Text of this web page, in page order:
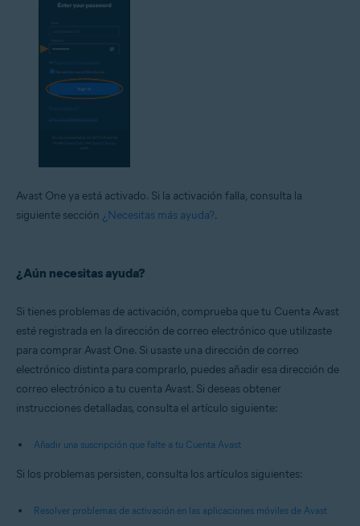
Avast One ya está activado. Si la activación falla, consulta la
siguiente sección ¿Necesitas más ayuda?.
¿Aún necesitas ayuda?
Si tienes problemas de activación, comprueba que tu Cuenta Avast
esté registrada en la dirección de correo electrónico que utilizaste
para comprar Avast One. Si usaste una dirección de correo
electrónico distinta para comprarlo, puedes añadir esa dirección de
correo electrónico a tu cuenta Avast. Si deseas obtener
instrucciones detalladas, consulta el artículo siguiente:
Añadir una suscripción que falte a tu Cuenta Avast
Si los problemas persisten, consulta los artículos siguientes:
Resolver problemas de activación en las aplicaciones móviles de Avast